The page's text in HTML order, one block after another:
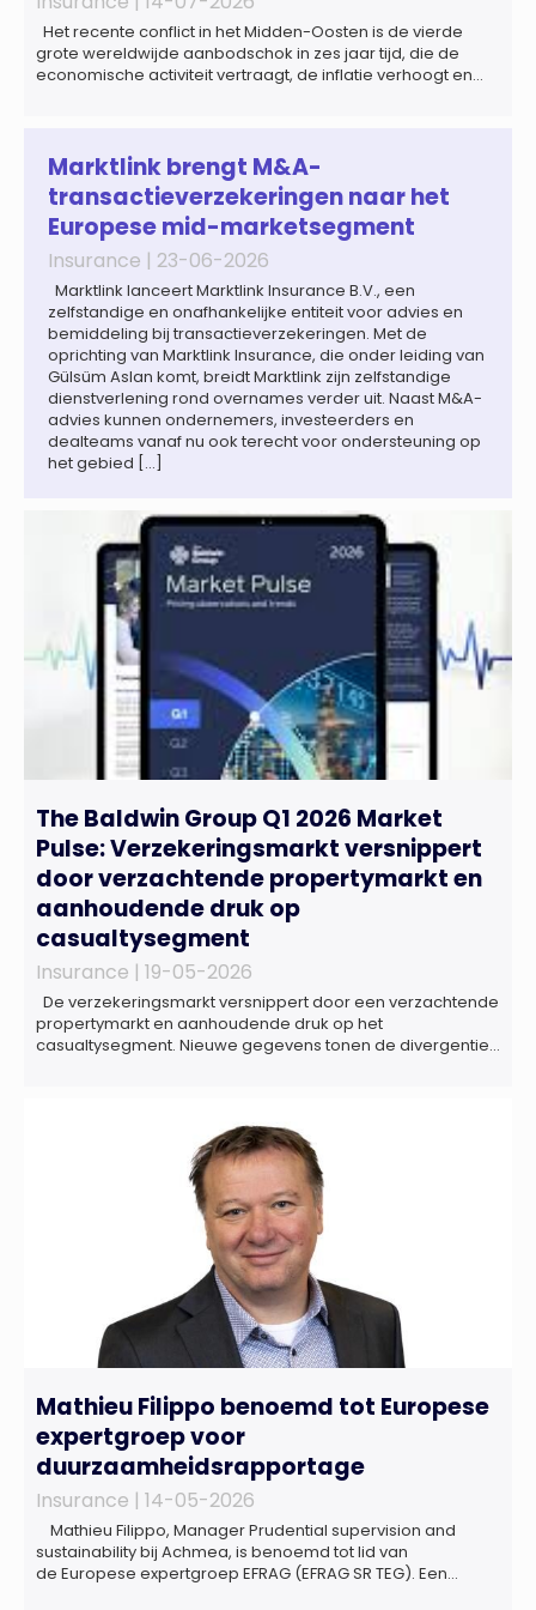
Het recente conflict in het Midden-Oosten is de vierde
grote wereldwijde aanbodschok in zes jaar tijd, die de
economische activiteit vertraagt, de inflatie verhoogt en
wereldwijd naar verwachting afnemen tot 1,3% in reële
termen in […]
Marktlink brengt M&A-
transactieverzekeringen naar het
Europese mid-marketsegment
Insurance | 23-06-2026
Marktlink lanceert Marktlink Insurance B.V., een
zelfstandige en onafhankelijke entiteit voor advies en
bemiddeling bij transactieverzekeringen. Met de
oprichting van Marktlink Insurance, die onder leiding van
Gülsüm Aslan komt, breidt Marktlink zijn zelfstandige
dienstverlening rond overnames verder uit. Naast M&A-
advies kunnen ondernemers, investeerders en
dealteams vanaf nu ook terecht voor ondersteuning op
het gebied […]
The Baldwin Group Q1 2026 Market
Pulse: Verzekeringsmarkt versnippert
door verzachtende propertymarkt en
aanhoudende druk op
casualtysegment
Insurance | 19-05-2026
De verzekeringsmarkt versnippert door een verzachtende
propertymarkt en aanhoudende druk op het
casualtysegment. Nieuwe gegevens tonen de divergentie
het Market Pulse Report voor het eerste kwartaal van 2026
De bedrijfsmatige […]
Mathieu Filippo benoemd tot Europese
expertgroep voor
duurzaamheidsrapportage
Insurance | 14-05-2026
Mathieu Filippo, Manager Prudential supervision and
sustainability bij Achmea, is benoemd tot lid van
de Europese expertgroep EFRAG (EFRAG SR TEG). Een